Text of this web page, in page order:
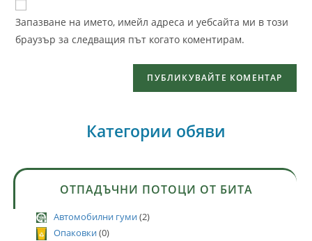
Запазване на името, имейл адреса и уебсайта ми в този
браузър за следващия път когато коментирам.
Категории обяви
ОТПАДЪЧНИ ПОТОЦИ ОТ БИТА
Автомобилни гуми(2)
Опаковки(0)